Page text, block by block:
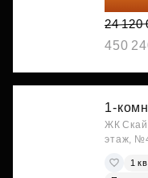
24 120
450
1-
ЖК Скай
этаж,
1